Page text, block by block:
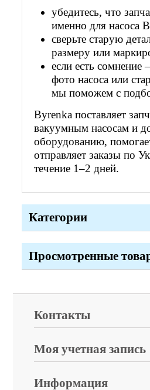
убедитесь, что
именно для насоса
сверьте старую
размеру или
если есть сомнение
фото насоса или
мы поможем с
Byrenka поставляет
вакуумным насосам и
оборудованию,
отправляет заказы по
течение 1–2 дней.
Категории
Просмотренные
Контакты
Моя учетная запись
Информация